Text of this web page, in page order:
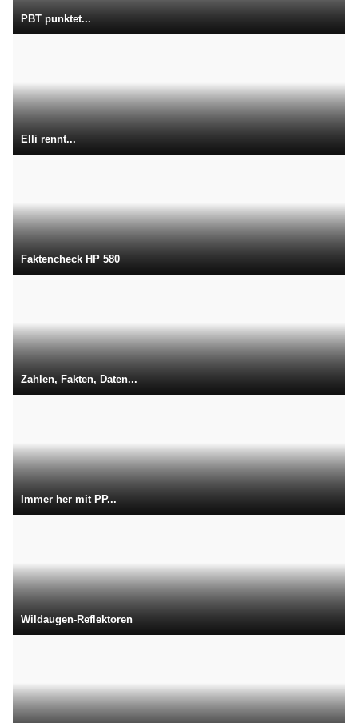
PBT punktet...
Elli rennt...
Faktencheck HP 580
Zahlen, Fakten, Daten...
Immer her mit PP...
Wildaugen-Reflektoren